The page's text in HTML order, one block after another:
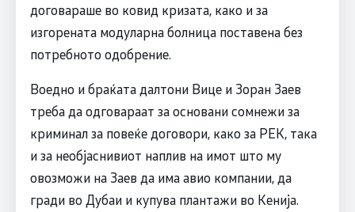
договараше во ковид кризата, како и за
изгорената модуларна болница поставена без
потребното одобрение.
Воедно и браќата далтони Вице и Зоран Заев
треба да одговараат за основани сомнежи за
криминал за повеќе договори, како за РЕК, така
и за необјаснивиот наплив на имот што му
овозможи на Заев да има авио компании, да
гради во Дубаи и купува плантажи во Кенија.